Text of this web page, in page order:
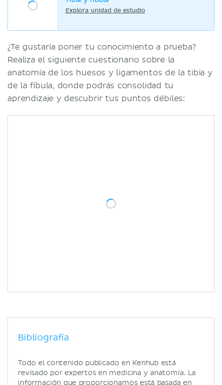
Explora unidad de estudio
¿Te gustaría poner tu conocimiento a prueba?
Realiza el siguiente cuestionario sobre la
anatomía de los huesos y ligamentos de la tibia y
de la fíbula, donde podrás consolidad tu
aprendizaje y descubrir tus puntos débiles:
Bibliografía
Todo el contenido publicado en Kenhub está
revisado por expertos en medicina y anatomía. La
información que proporcionamos está basada en